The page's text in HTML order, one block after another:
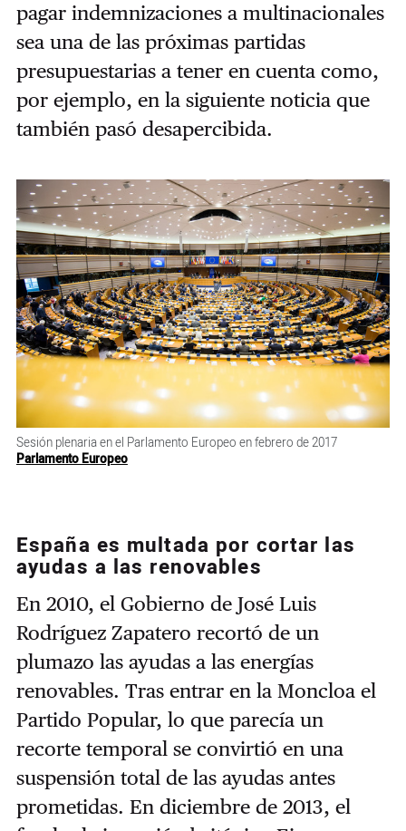
pagar indemnizaciones a multinacionales
sea una de las próximas partidas
presupuestarias a tener en cuenta como,
por ejemplo, en la siguiente noticia que
también pasó desapercibida.
Sesión plenaria en el Parlamento Europeo en febrero de 2017
Parlamento Europeo
España es multada por cortar las
ayudas a las renovables
En 2010, el Gobierno de José Luis
Rodríguez Zapatero recortó de un
plumazo las ayudas a las energías
renovables. Tras entrar en la Moncloa el
Partido Popular, lo que parecía un
recorte temporal se convirtió en una
suspensión total de las ayudas antes
prometidas. En diciembre de 2013, el